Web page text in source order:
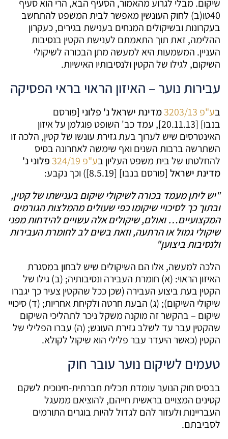
שיקום. מבלי לגרוע מהאמור, הסעיף הבא, הרי הוא סעיף
40טו(ב) לחוק העונשין מאפשר לבית המשפט להתחשב
בעקרונות ובשיקולים המנחים בענישת בגירים, כעקרון
ההלימה, זאת תוך התאמתם לענישת הקטין בנסיבות
העניין. המשמעות היא למעשה מתן הבכורה לשיקולי
השיקום, לגילו של הקטין ולנסיבותיו האישיות.
עבירות נוער – האיזון הראוי בראי הפסיקה
בע"פ 3203/13 מדינת ישראל נ' פלוני [פורסם
בנבו] [20.11.13], עמד כב' השופט פוגלמן על איזון
האינטרסים שיש לערוך בעת גזירת עונשו של קטין, הלכה זו
השתרשה ברבות השנים ואף שימשה לאחרונה בסיס
להחלטתו של בית משפט העליון בע"פ 324/19
פלוני נ'
מדינת ישראל [פורסם בנבו] [8.5.19]) וכך נקבע:
"יש ליתן מעמד בכורה לשיקולי שיקום בענישתו של קטין,
ובתוך כך לסיכויי שיקומו כפי שעולים מהמלצות הגורמים
המקצועיים… ואולם, שיקולים אלה עשויים להידחות מפני
שיקולי גמול או הרתעה, וזאת בשים לב לחומרת העבירות
ולנסיבות ביצוען"
הלכה למעשה, אלו הם השיקולים שיש לבחון במסגרת
האיזון הראוי: (א) חומרת העבירה ונסיבותיה; (ב) גילו של
הקטין בעת ביצוע העבירה (שכן ככל שהקטין צעיר כך יגברו
שיקולי השיקום); (ג) הבעת חרטה ולקיחת אחריות; (ד) סיכויי
שיקום – בהקשר זה מוקנה משקל ניכר לתהליכי השיקום
שהקטין עבר עד לשלב גזירת העונש; (ה) עברו הפלילי של
הקטין (כאשר היעדר עבר פלילי הוא שיקול לקולא.
טעמים לשיקום נוער עובר חוק
בבסיס חוק הנוער עומדת תכלית חברתית-חינוכית לשקם
קטינים המצויים בראשית חייהם, להוציאם ממעגל
העבריינות ולעזור להם לגדול להיות בוגרים התורמים
לסביבתם.